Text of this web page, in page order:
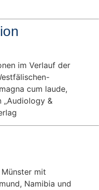
im Verlauf der
cum laude,
„Audiology &
mit
Namibia und